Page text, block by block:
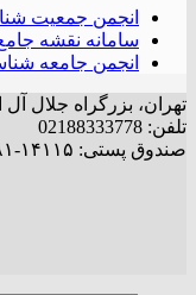
انجمن جمعیت
سامانه نقشه
انجمن جامعه
تهران، بزرگراه جلال
تلفن: 02188333778
صندوق پستی: ۱۴۱۱۵-۱۸۱